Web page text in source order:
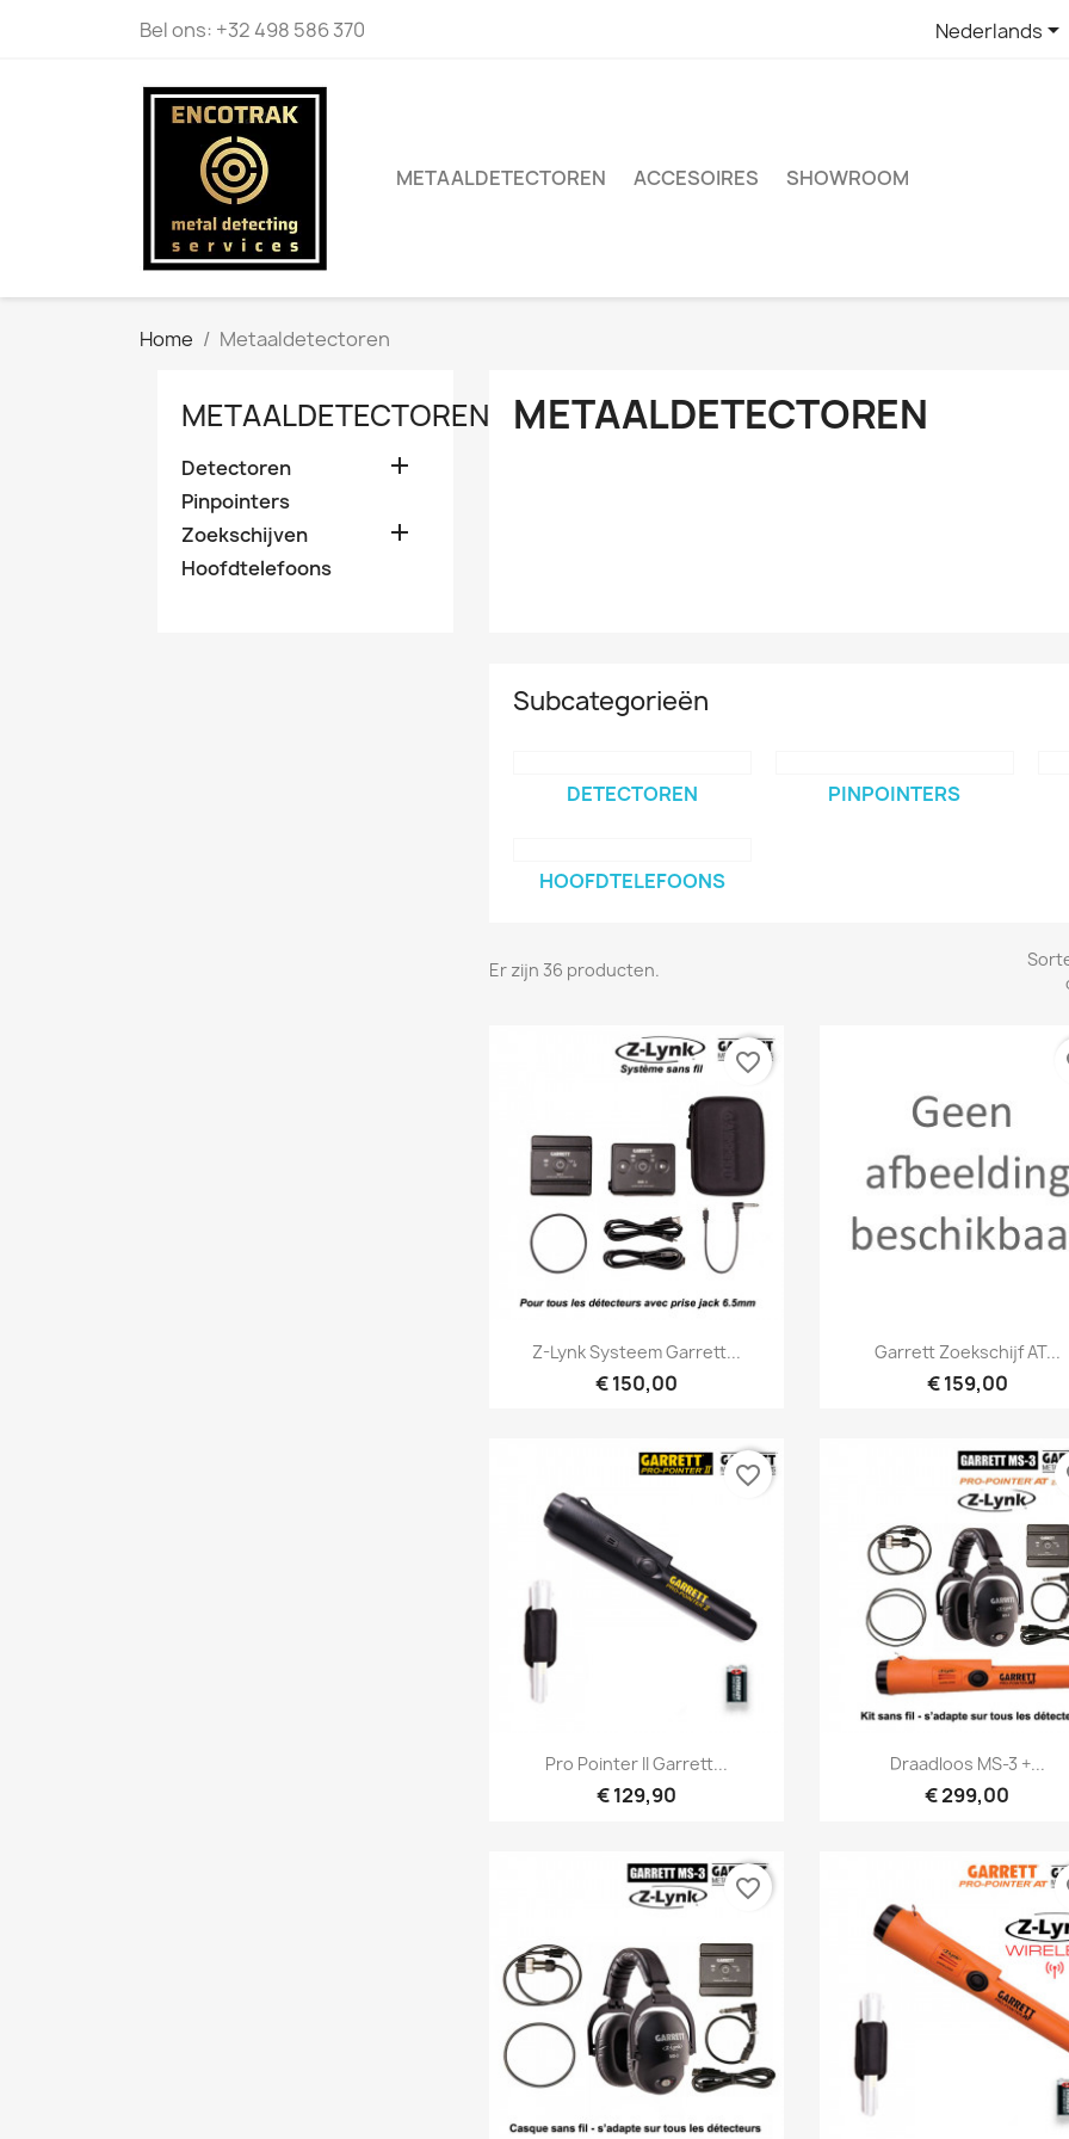
Bel ons: +32 498 586 370 Nederlands
METAALDETECTOREN ACCESOIRES SHOWROOM
Home Metaaldetectoren
METAALDETECTOREN
Detectoren 
Pinpointers
Zoekschijven

Hoofdtelefoons
METAALDETECTOREN
Subcategorieën
DETECTOREN PINPOINTERS
HOOFDTELEFOONS
Er zijn 36 producten.
Snel bekijken
Z-Lynk Systeem Garrett...
€ 150,00
favorite_border
Snel bekijken
Garrett Zoekschijf AT...
€ 159,00
Snel bekijken
Pro Pointer II Garrett...
€ 129,90
favorite_border
Snel bekijken
Draadloos MS-3 +...
€ 299,00
favorite_border